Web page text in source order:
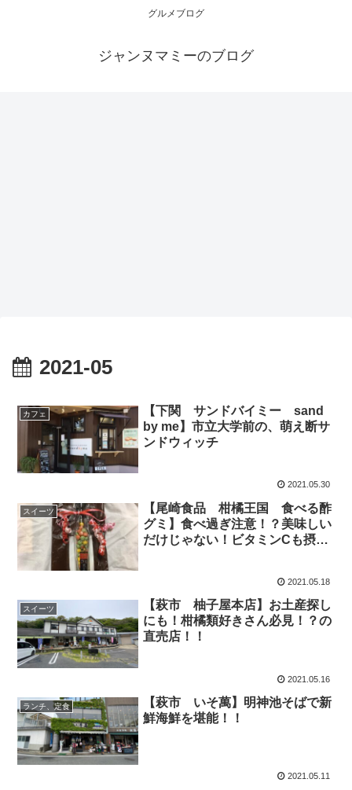
グルメブログ
ジャンヌマミーのブログ
2021-05
カフェ
【下関 サンドバイミー sand
by me】市立大学前の、萌え断サ
ンドウィッチ
2021.05.30
スイーツ
【尾崎食品 柑橘王国 食べる酢
グミ】食べ過ぎ注意！？美味しい
だけじゃない！ビタミンCも摂れ
2021.05.18
スイーツ
【萩市 柚子屋本店】お土産探し
にも！柑橘類好きさん必見！？の
直売店！！
2021.05.16
ランチ、定食
【萩市 いそ萬】明神池そばで新
鮮海鮮を堪能！！
2021.05.11